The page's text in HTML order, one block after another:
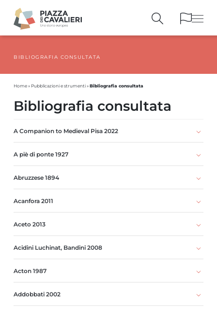
PUBBLICAZIONI E STRUMENTI
BIBLIOGRAFIA CONSULTATA
Home» Pubblicazioni e strumenti»Bibliografia consultata
Bibliografia consultata
A Companion to Medieval Pisa 2022
A piè di ponte 1927
Abruzzese 1894
Acanfora 2011
Aceto 2013
Acidini Luchinat, Bandini 2008
Acton 1987
Addobbati 2002